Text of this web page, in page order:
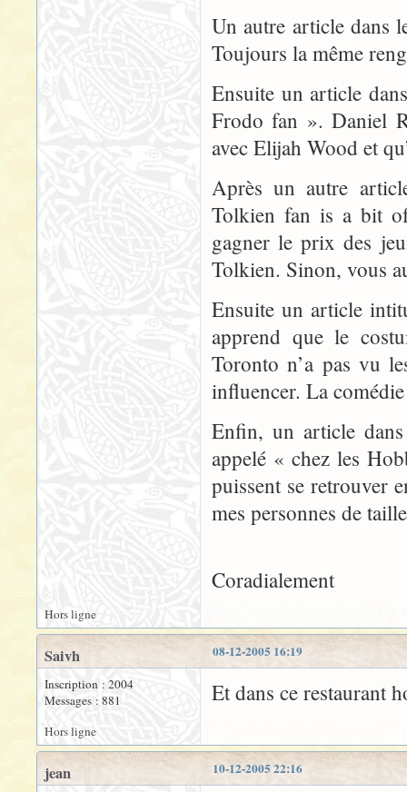
Un autre article dans
Toujours la même
Ensuite un article
Frodo fan ». Daniel
avec Elijah Wood et
Après un autre
Tolkien fan is a bit
gagner le prix des
Tolkien. Sinon, vous
Ensuite un article
apprend que le
Toronto n’a pas vu
influencer. La
Enfin, un article
appelé « chez les
puissent se retrouver
mes personnes de
Coradialement
Hors ligne
08-12-2005 16:19
Saivh
Inscription : 2004
Messages : 881
Et dans ce restaurant
Hors ligne
10-12-2005 22:16
jean